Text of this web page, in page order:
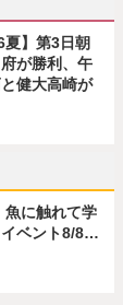
夏】第3日朝
が勝利、午
健大高崎が
魚に触れて学
ベント8/8…